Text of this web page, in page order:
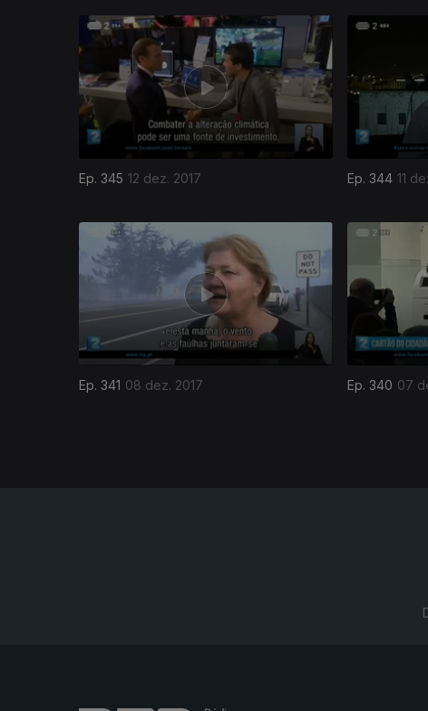
Ep. 345 12 dez. 2017 Ep. 344 11
Ep. 341 08 dez. 2017 Ep. 340 07
319370